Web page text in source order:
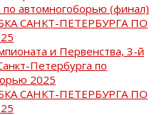
по автомногоборью (финал)
САНКТ-ПЕТЕРБУРГА ПО
и Первенства, 3-й
Петербурга по
2025
САНКТ-ПЕТЕРБУРГА ПО